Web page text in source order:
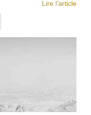
Lire l'article